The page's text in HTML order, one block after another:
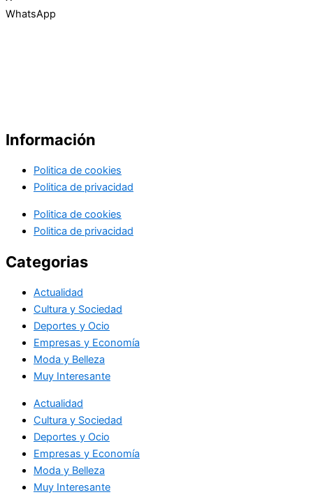
WhatsApp
Información
Politica de cookies
Politica de privacidad
Politica de cookies
Politica de privacidad
Categorias
Actualidad
Cultura y Sociedad
Deportes y Ocio
Empresas y Economía
Moda y Belleza
Muy Interesante
Actualidad
Cultura y Sociedad
Deportes y Ocio
Empresas y Economía
Moda y Belleza
Muy Interesante